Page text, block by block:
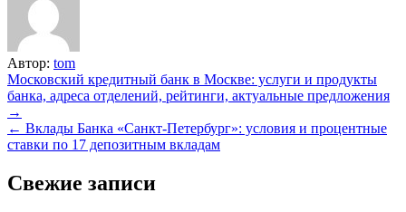
Автор: tom
Навигация
по
записям
Московский кредитный банк в Москве: услуги и продукты
банка, адреса отделений, рейтинги, актуальные предложения
→
← Вклады Банка «Санкт-Петербург»: условия и процентные
ставки по 17 депозитным вкладам
Свежие записи